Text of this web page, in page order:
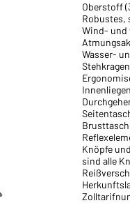
Oberstoff
Robustes,
Wind- und
Wasser-
Stehkragen
Knöpfe
sind alle